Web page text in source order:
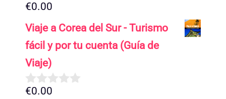
5.00de 5
€0.00
Viaje a Corea del Sur - Turismo
fácil y por tu cuenta (Guía de
Viaje)
0
€0.00